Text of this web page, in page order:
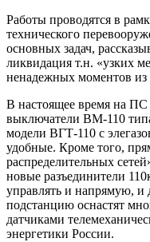
Работы проводятся в
технического
основных задач,
ликвидация т.н. «узких
ненадежных моментов из
В настоящее время на
выключатели ВМ-110
модели ВГТ-110 с
удобные. Кроме того,
распределительных
новые разъединители
управлять и напрямую,
подстанцию оснастят
датчиками
энергетики России.